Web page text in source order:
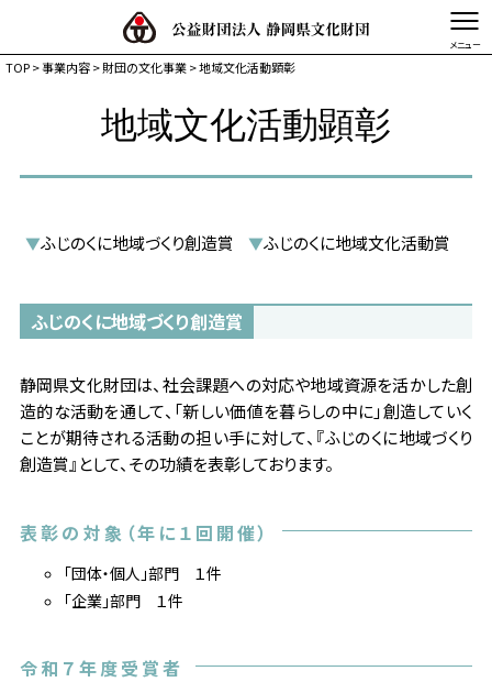
事業体系図
活動記録・情報発信
TOP>事業内容> 財団の文化事業 > 地域文化活動顕彰
地域文化活動顕彰
▼ふじのくに地域づくり創造賞 ▼ふじのくに地域文化活動賞
ふじのくに地域づくり創造賞
静岡県文化財団は、社会課題への対応や地域資源を活かした創
造的な活動を通して、「新しい価値を暮らしの中に」創造していく
ことが期待される活動の担い手に対して、『ふじのくに地域づくり
創造賞』として、その功績を表彰しております。
表彰の対象（年に１回開催）
「団体・個人」部門 １件
「企業」部門 １件
令和７年度受賞者